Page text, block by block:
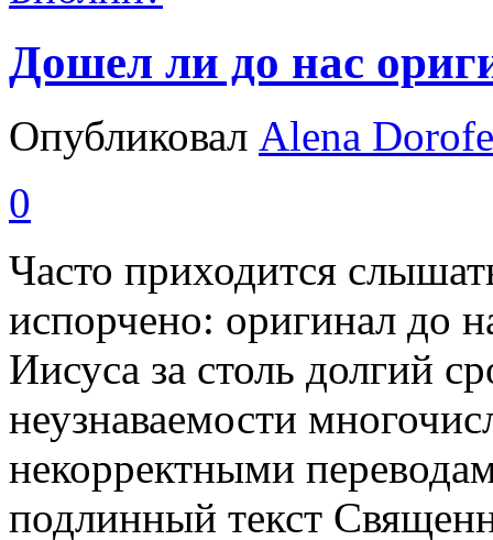
Дошел ли до нас
Опубликовал Alena
0
Часто приходится
испорчено: оригинал до
Иисуса за столь долгий
неузнаваемости
некорректными
подлинный текст